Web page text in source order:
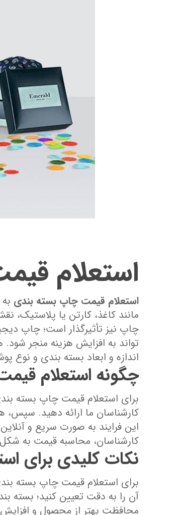
استعلام
استعلام قیمت چاپ بسته ‌بندی
مانند کاغذ، کارتن یا پلاستیک،
چاپ نیز تأثیرگذار است؛ چاپ
‌تواند به افزایش هزینه منجر
اندازه و ابعاد بسته ‌بندی و نوع
چگونه استعلام
برای استعلام قیمت چاپ بسته
کارشناسان ما ارائه دهید. سپس،
این فرایند به صورت سریع و
کارشناسان، محاسبه قیمت به
نکات کلیدی برای
برای استعلام قیمت چاپ بسته
آن را به دقت تعیین کنید؛ بسته
محافظت بهتر از محصول و افزایش